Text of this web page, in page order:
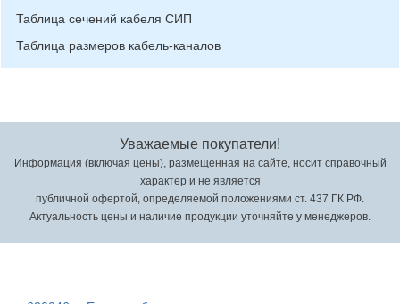
Таблица сечений кабеля СИП
Таблица размеров кабель-каналов
Уважаемые покупатели!
Информация (включая цены), размещенная на сайте, носит справочный
характер и не является
публичной офертой, определяемой положениями ст. 437 ГК РФ.
Актуальность цены и наличие продукции уточняйте у менеджеров.